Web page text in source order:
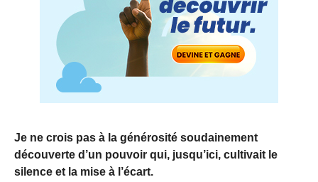
Je ne crois pas à la générosité soudainement
découverte d’un pouvoir qui, jusqu’ici, cultivait le
silence et la mise à l’écart.